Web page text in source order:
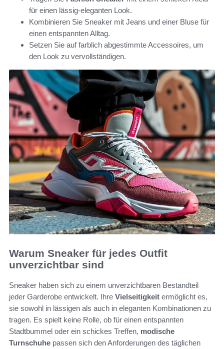
für einen lässig-eleganten Look.
Kombinieren Sie Sneaker mit Jeans und einer Bluse für
einen entspannten Alltag.
Setzen Sie auf farblich abgestimmte Accessoires, um
den Look zu vervollständigen.
Warum Sneaker für jedes Outfit
unverzichtbar sind
Sneaker haben sich zu einem unverzichtbaren Bestandteil
jeder Garderobe entwickelt. Ihre Vielseitigkeit ermöglicht es,
sie sowohl in lässigen als auch in eleganten Kombinationen zu
tragen. Es spielt keine Rolle, ob für einen entspannten
Stadtbummel oder ein schickes Treffen, modische
Turnschuhe passen sich den Anforderungen des täglichen